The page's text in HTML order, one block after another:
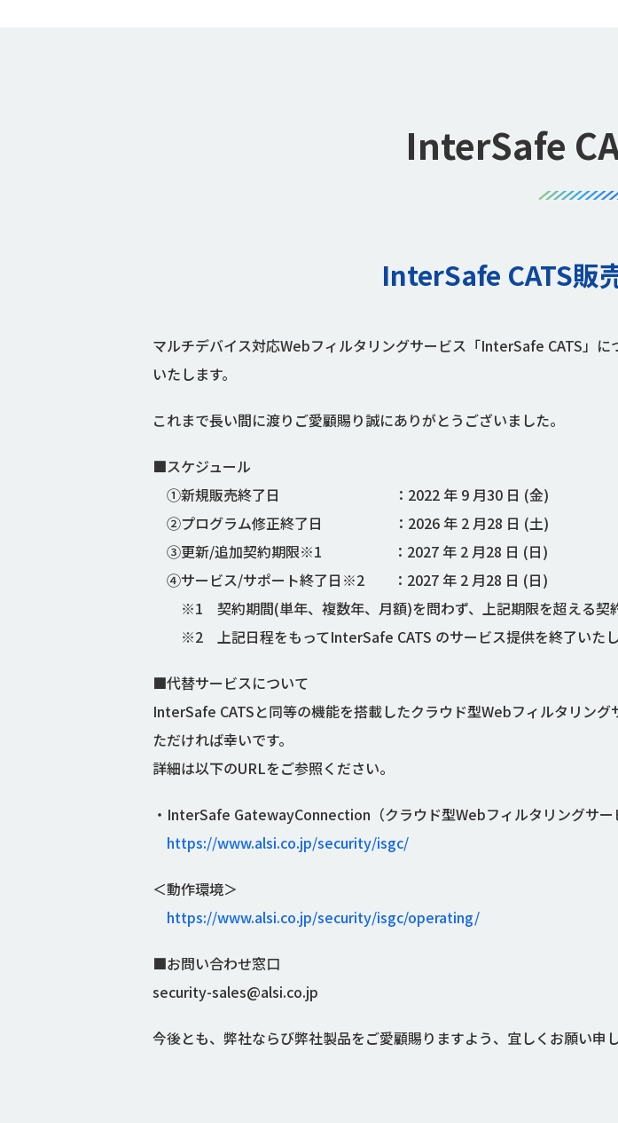
InterSafe
InterSafe CATS販
マルチデバイス対応Webフィルタリングサービス「InterSafe CATS」
いたします。
これまで長い間に渡りご愛顧賜り誠にありがとうございました。
■スケジュール
①新規販売終了日 ：2022 年 9 月30 日 (金)
②プログラム修正終了日 ：2026 年 2 月28 日 (土)
③更新/追加契約期限※1 ：2027 年 2 月28 日 (日)
④サービス/サポート終了日※2 ：2027 年 2 月28 日 (日)
※1 契約期間(単年、複数年、月額)を問わず、上記期限を超える契約
※2 上記日程をもってInterSafe CATS のサービス提供を終了いたし
■代替サービスについて
InterSafe CATSと同等の機能を搭載したクラウド型Webフィルタリン
ただければ幸いです。
詳細は以下のURLをご参照ください。
・InterSafe GatewayConnection（クラウド型Webフィルタリングサー
https://www.alsi.co.jp/security/isgc/
＜動作環境＞
https://www.alsi.co.jp/security/isgc/operating/
■お問い合わせ窓口
security-sales@alsi.co.jp
今後とも、弊社ならび弊社製品をご愛顧賜りますよう、宜しくお願い申し